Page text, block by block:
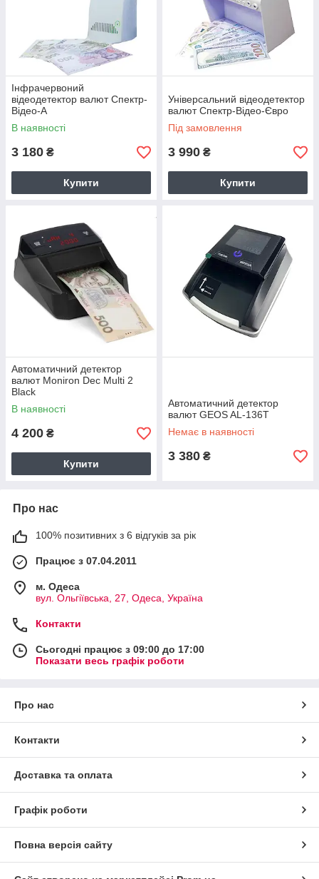
Інфрачервоний
відеодетектор валют Спектр-
Відео-А
В наявності
3 180 ₴
Купити
Універсальний відеодетектор
валют Спектр-Відео-Євро
Під замовлення
3 990 ₴
Купити
Автоматичний детектор
валют Moniron Dec Multi 2
Black
В наявності
4 200 ₴
Купити
Автоматичний детектор
валют GEOS AL-136T
Немає в наявності
3 380 ₴
Про нас
100% позитивних з 6 відгуків за рік
Працює з 07.04.2011
м. Одеса
вул. Ольгіївська, 27, Одеса, Україна
Контакти
Сьогодні працює з 09:00 до 17:00
Показати весь графік роботи
Про нас
Контакти
Доставка та оплата
Графік роботи
Повна версія сайту